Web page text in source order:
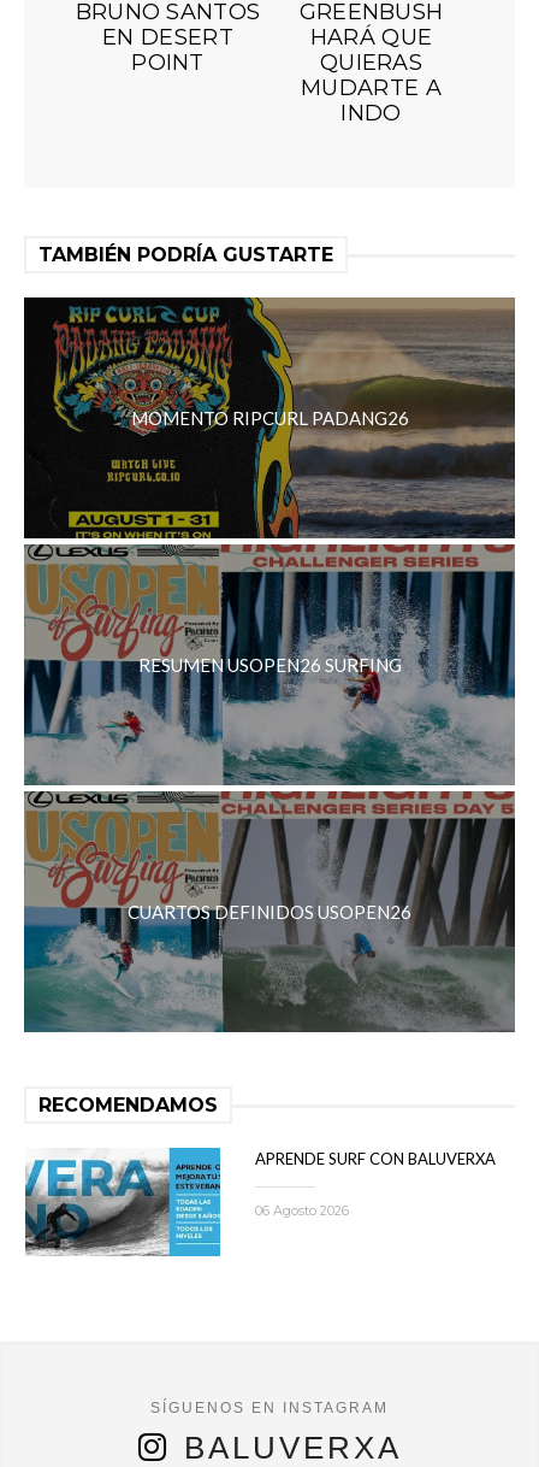
BRUNO SANTOS
EN DESERT
POINT
GREENBUSH
HARÁ QUE
QUIERAS
MUDARTE A
INDO
TAMBIÉN PODRÍA GUSTARTE
MOMENTO RIPCURL PADANG26
RESUMEN USOPEN26 SURFING
CUARTOS DEFINIDOS USOPEN26
RECOMENDAMOS
APRENDE SURF CON BALUVERXA
06 Agosto 2026
BALUVERXA